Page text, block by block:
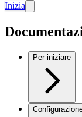
Inizia
Per iniziare